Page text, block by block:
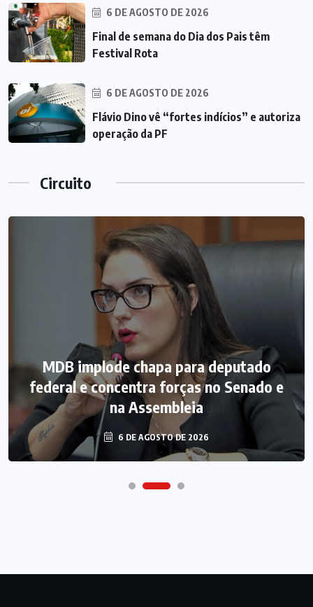
6 DE AGOSTO DE 2026
Final de semana do Dia dos Pais têm
Festival Rota
6 DE AGOSTO DE 2026
Flávio Dino vê “fortes indícios” e autoriza
operação da PF
Circuito
MDB implode chapa para deputado
federal e concentra forças no Senado e
na Assembleia
6 DE AGOSTO DE 2026